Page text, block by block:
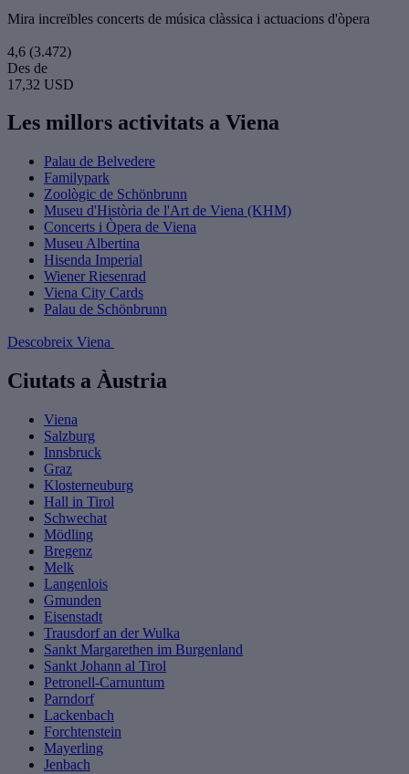
Mira increïbles concerts de música clàssica i actuacions d'òpera
4,6 (3.472)
Des de
17,32 USD
Les millors activitats a Viena
Palau de Belvedere
Familypark
Zoològic de Schönbrunn
Museu d'Història de l'Art de Viena (KHM)
Concerts i Òpera de Viena
Museu Albertina
Hisenda Imperial
Wiener Riesenrad
Viena City Cards
Palau de Schönbrunn
Descobreix Viena
Ciutats a Àustria
Viena
Salzburg
Innsbruck
Graz
Klosterneuburg
Hall in Tirol
Schwechat
Mödling
Bregenz
Melk
Langenlois
Gmunden
Eisenstadt
Trausdorf an der Wulka
Sankt Margarethen im Burgenland
Sankt Johann al Tirol
Petronell-Carnuntum
Parndorf
Lackenbach
Forchtenstein
Mayerling
Jenbach